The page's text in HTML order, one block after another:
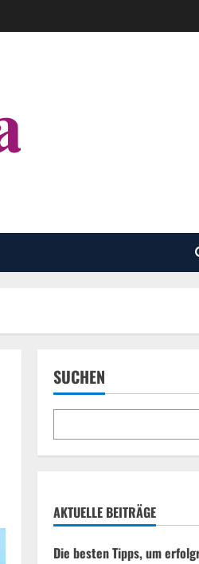
SUCHEN
AKTUELLE BEITRÄGE
Die besten Tipps, um